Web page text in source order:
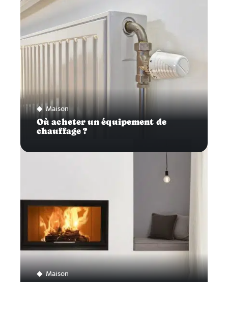
Maison
Où acheter un équipement de
chauffage ?
Maison